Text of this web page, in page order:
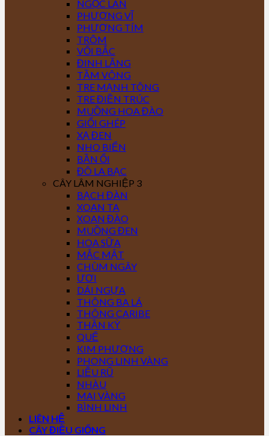
NGỌC LAN
PHƯỢNG VĨ
PHƯỢNG TÍM
TRÔM
VỐI BẮC
ĐINH LĂNG
TẦM VÔNG
TRE MẠNH TÔNG
TRE ĐIỀN TRÚC
MUỒNG HOA ĐÀO
GIỔI GHÉP
XẠ ĐEN
NHO BIỂN
BẦN ỔI
ĐÔ LA BẠC
CÂY LÂM NGHIỆP 3
BẠCH ĐÀN
XOAN TA
XOAN ĐÀO
MUỒNG ĐEN
HOA SỮA
MẮC MẬT
CHÙM NGÂY
ƯƠI
DÁI NGỰA
THÔNG BA LÁ
THÔNG CARIBE
THẦN KỲ
QUẾ
KIM PHƯỢNG
PHONG LINH VÀNG
LIỄU RŨ
NHÀU
MAI VÀNG
BÌNH LINH
LIÊN HỆ
CÂY ĐIỀU GIỐNG